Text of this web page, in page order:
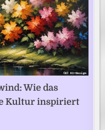
Wie das
Kultur inspiriert